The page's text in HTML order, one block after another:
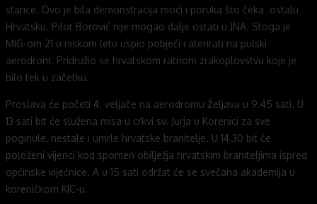
starice. Ovo je bila demonstracija moći i poruka što čeka ostalu
Hrvatsku. Pilot Borović nije mogao dalje ostati u JNA. Stoga je
MIG-om 21 u niskom letu uspio pobjeći i aterirati na pulski
aerodrom. Pridružio se hrvatskom ratnom zrakoplovstvu koje je
bilo tek u začetku.
Proslava će početi 4. veljače na aerodromu Željava u 9.45 sati. U
13 sati bit će služena misa u crkvi sv. Jurja u Korenici za sve
poginule, nestale i umrle hrvatske branitelje. U 14.30 bit će
položeni vijenci kod spomen obilježja hrvatskim braniteljima ispred
općinske vijećnice. A u 15 sati održat će se svečana akademija u
koreničkom KIC-u.